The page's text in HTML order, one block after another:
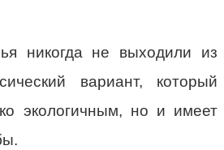
никогда не выходили из
вариант, который
экологичным, но и имеет